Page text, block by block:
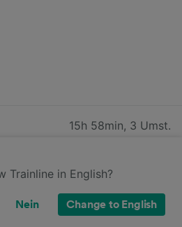
15h 58min, 3 Umst.
Trainline in English?
Nein Change to English